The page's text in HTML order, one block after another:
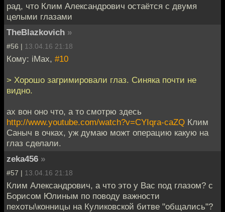
рад, что Клим Александрович остаётся с двумя
целыми глазами
TheBlazkovich »
#56 | 13.04.16 21:18
Кому: iMax, #10
> Хорошо загримировали глаз. Синяка почти не
видно.
ах вон оно что, а то смотрю здесь
http://www.youtube.com/watch?v=CYIqra-caZQ Клим
Саныч в очках, уж думаю можт операцию какую на
глаз сделали.
zeka456 »
#57 | 13.04.16 21:18
Клим Александрович, а что это у Вас под глазом? с
Борисом Юлиным по поводу важности
пехоты\конницы на Куликовской битве "общались"?